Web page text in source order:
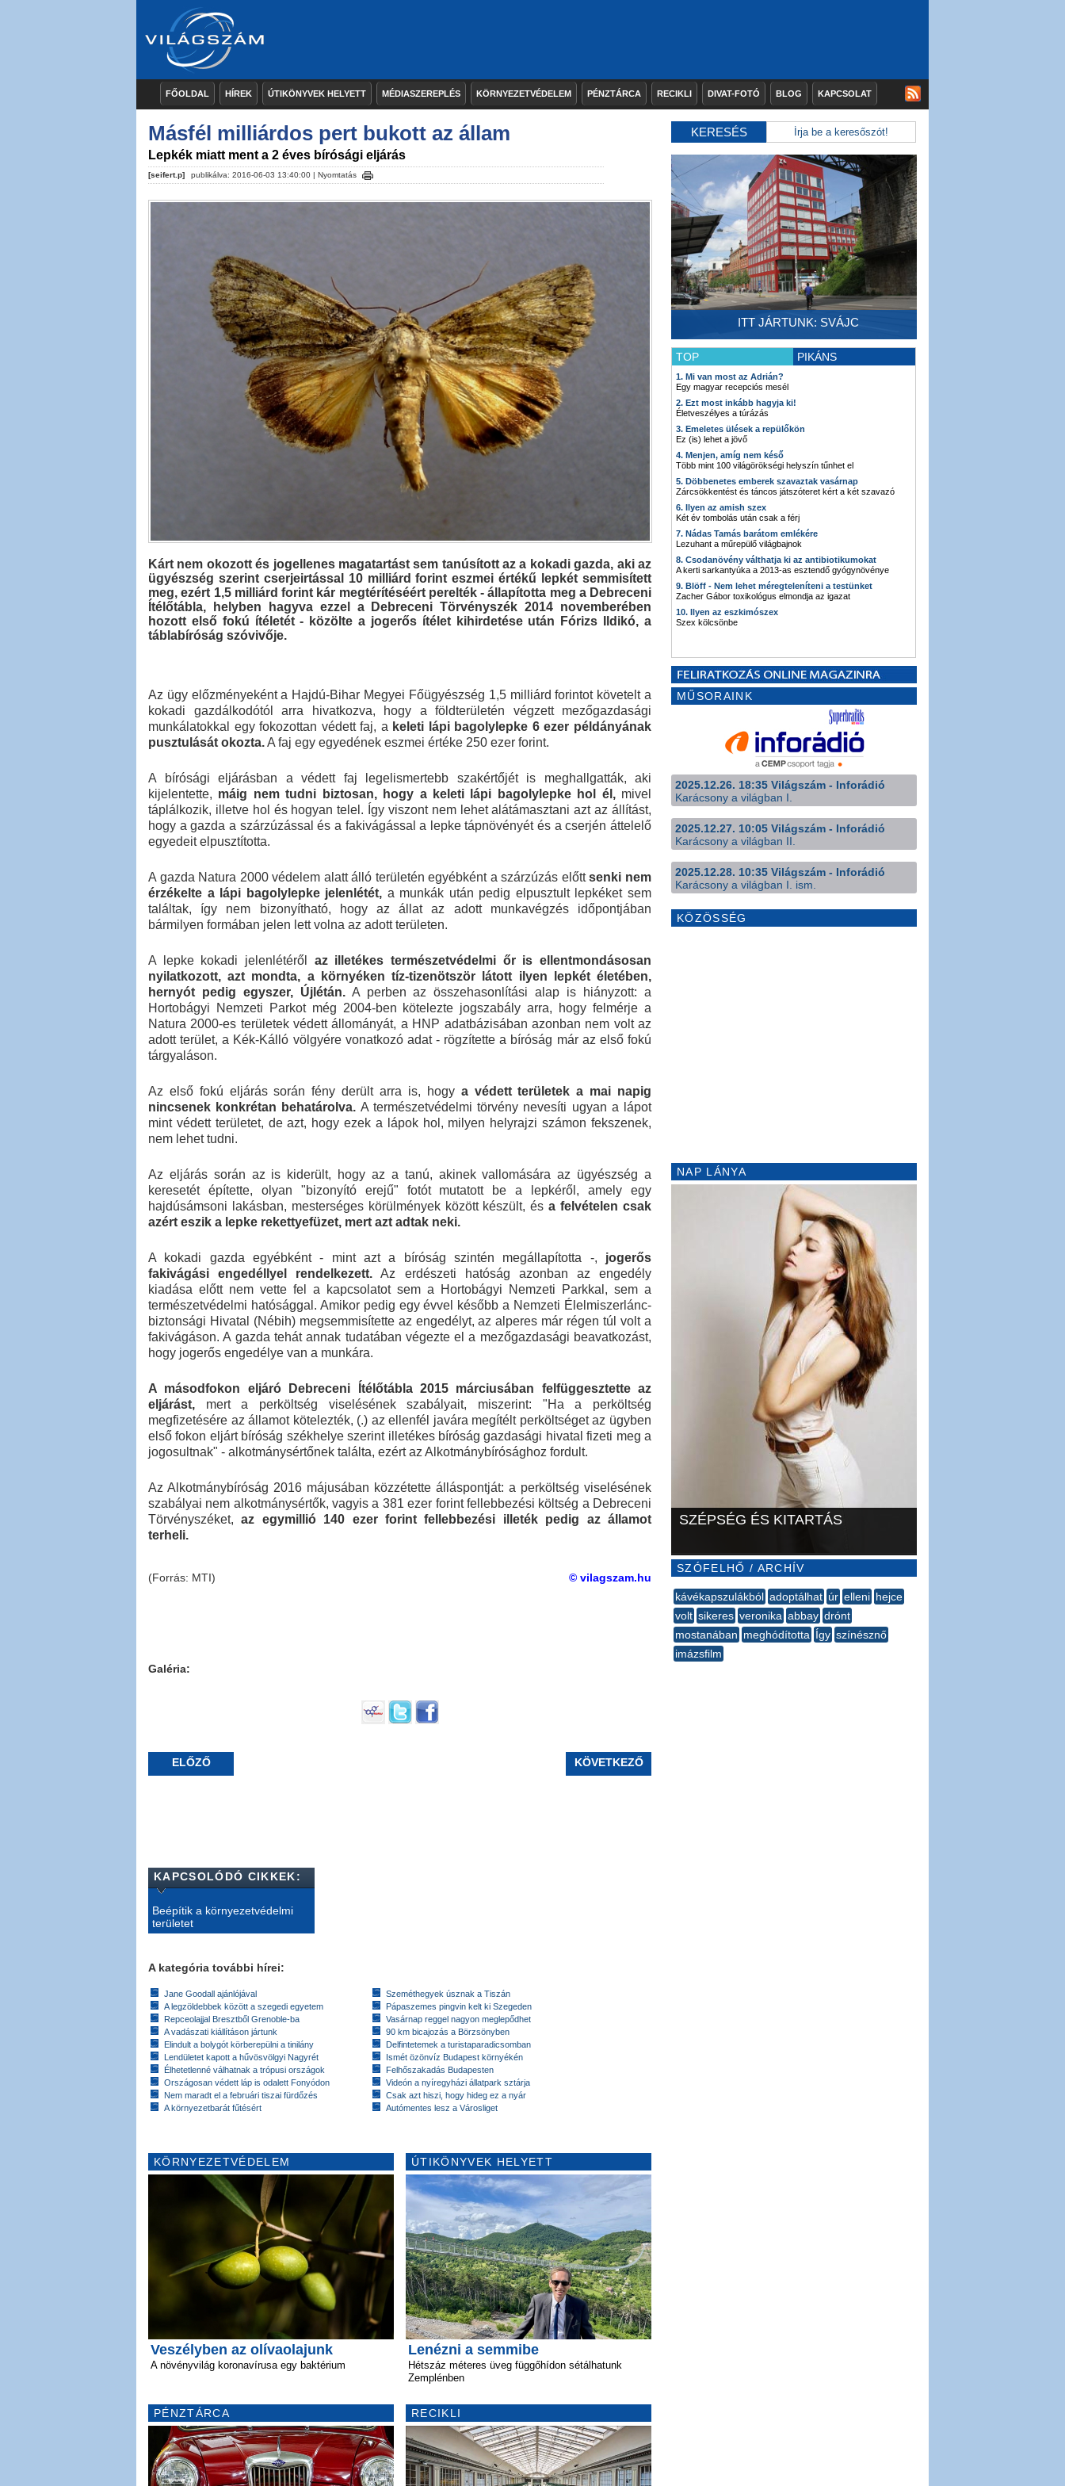
FŐOLDAL HÍREK ÚTIKÖNYVEK HELYETT MÉDIASZEREPLÉS KÖRNYEZETVÉDELEM PÉNZTÁRCA RECIKLI DIVAT-FOTÓ BLOG KAPCSOLAT
Másfél milliárdos pert bukott az állam
Lepkék miatt ment a 2 éves bírósági eljárás
[seifert.p] publikálva: 2016-06-03 13:40:00 | Nyomtatás
Kárt nem okozott és jogellenes magatartást sem tanúsított az a kokadi gazda, aki az
ügyészség szerint cserjeirtással 10 milliárd forint eszmei értékű lepkét semmisített
meg, ezért 1,5 milliárd forint kár megtérítéséért perelték - állapította meg a Debreceni
Ítélőtábla, helyben hagyva ezzel a Debreceni Törvényszék 2014 novemberében
hozott első fokú ítéletét - közölte a jogerős ítélet kihirdetése után Fórizs Ildikó, a
táblabíróság szóvivője.
Az ügy előzményeként a Hajdú-Bihar Megyei Főügyészség 1,5 milliárd forintot követelt a
kokadi gazdálkodótól arra hivatkozva, hogy a földterületén végzett mezőgazdasági
munkálatokkal egy fokozottan védett faj, akeleti lápi bagolylepke 6 ezer példányának
pusztulását okozta.A faj egy egyedének eszmei értéke 250 ezer forint.
A bírósági eljárásban a védett faj legelismertebb szakértőjét is meghallgatták, aki
kijelentette, máig nem tudni biztosan, hogy a keleti lápi bagolylepke hol él, mivel
táplálkozik, illetve hol és hogyan telel. Így viszont nem lehet alátámasztani azt az állítást,
hogy a gazda a szárzúzással és a fakivágással a lepke tápnövényét és a cserjén áttelelő
egyedeit elpusztította.
A gazda Natura 2000 védelem alatt álló területén egyébként a szárzúzás előttsenki nem
érzékelte a lápi bagolylepke jelenlétét, a munkák után pedig elpusztult lepkéket sem
találtak, így nem bizonyítható, hogy az állat az adott munkavégzés időpontjában
bármilyen formában jelen lett volna az adott területen.
A lepke kokadi jelenlétéről az illetékes természetvédelmi őr is ellentmondásosan
nyilatkozott, azt mondta, a környéken tíz-tizenötször látott ilyen lepkét életében,
hernyót pedig egyszer, Újlétán.A perben az összehasonlítási alap is hiányzott: a
Hortobágyi Nemzeti Parkot még 2004-ben kötelezte jogszabály arra, hogy felmérje a
Natura 2000-es területek védett állományát, a HNP adatbázisában azonban nem volt az
adott terület, a Kék-Kálló völgyére vonatkozó adat - rögzítette a bíróság már az első fokú
tárgyaláson.
Az első fokú eljárás során fény derült arra is, hogy a védett területek a mai napig
nincsenek konkrétan behatárolva. A természetvédelmi törvény nevesíti ugyan a lápot
mint védett területet, de azt, hogy ezek a lápok hol, milyen helyrajzi számon fekszenek,
nem lehet tudni.
Az eljárás során az is kiderült, hogy az a tanú, akinek vallomására az ügyészség a
keresetét építette, olyan "bizonyító erejű" fotót mutatott be a lepkéről, amely egy
hajdúsámsoni lakásban, mesterséges körülmények között készült, ésa felvételen csak
azért eszik a lepke rekettyefüzet, mert azt adtak neki.
A kokadi gazda egyébként - mint azt a bíróság szintén megállapította -, jogerős
fakivágási engedéllyel rendelkezett. Az erdészeti hatóság azonban az engedély
kiadása előtt nem vette fel a kapcsolatot sem a Hortobágyi Nemzeti Parkkal, sem a
természetvédelmi hatósággal. Amikor pedig egy évvel később a Nemzeti Élelmiszerlánc-
biztonsági Hivatal (Nébih) megsemmisítette az engedélyt, az alperes már régen túl volt a
fakivágáson. A gazda tehát annak tudatában végezte el a mezőgazdasági beavatkozást,
hogy jogerős engedélye van a munkára.
A másodfokon eljáró Debreceni Ítélőtábla 2015 márciusában felfüggesztette az
eljárást, mert a perköltség viselésének szabályait, miszerint: "Ha a perköltség
megfizetésére az államot kötelezték, (.) az ellenfél javára megítélt perköltséget az ügyben
első fokon eljárt bíróság székhelye szerint illetékes bíróság gazdasági hivatal fizeti meg a
jogosultnak" - alkotmánysértőnek találta, ezért az Alkotmánybírósághoz fordult.
Az Alkotmánybíróság 2016 májusában közzétette álláspontját: a perköltség viselésének
szabályai nem alkotmánysértők, vagyis a 381 ezer forint fellebbezési költség a Debreceni
Törvényszéket,az egymillió 140 ezer forint fellebbezési illeték pedig az államot
terheli.
© vilagszam.hu
(Forrás: MTI)
Galéria:
ELŐZŐ KÖVETKEZŐ
KAPCSOLÓDÓ CIKKEK:
Beépítik a környezetvédelmi
területet
A kategória további hírei:
Jane Goodall ajánlójával
A legzöldebbek között a szegedi egyetem
Repceolajjal Bresztből Grenoble-ba
A vadászati kiállításon jártunk
Elindult a bolygót körberepülni a tinilány
Lendületet kapott a hűvösvölgyi Nagyrét
Élhetetlenné válhatnak a trópusi országok
Országosan védett láp is odalett Fonyódon
Nem maradt el a februári tiszai fürdőzés
A környezetbarát fűtésért
Szeméthegyek úsznak a Tiszán
Pápaszemes pingvin kelt ki Szegeden
Vasárnap reggel nagyon meglepődhet
90 km bicajozás a Börzsönyben
Delfintetemek a turistaparadicsomban
Ismét özönvíz Budapest környékén
Felhőszakadás Budapesten
Videón a nyíregyházi állatpark sztárja
Csak azt hiszi, hogy hideg ez a nyár
Autómentes lesz a Városliget
KÖRNYEZETVÉDELEM
Veszélyben az olívaolajunk
A növényvilág koronavírusa egy baktérium
PÉNZTÁRCA
ÚTIKÖNYVEK HELYETT
Lenézni a semmibe
Hétszáz méteres üveg függőhídon sétálhatunk
Zemplénben
RECIKLI
KERESÉS
ITT JÁRTUNK: SVÁJC
TOP PIKÁNS
1. Mi van most az Adrián?
Egy magyar recepciós mesél
2. Ezt most inkább hagyja ki!
Életveszélyes a túrázás
3. Emeletes ülések a repülőkön
Ez (is) lehet a jövő
4. Menjen, amíg nem késő
Több mint 100 világörökségi helyszín tűnhet el
5. Döbbenetes emberek szavaztak vasárnap
Zárcsökkentést és táncos játszóteret kért a két szavazó
6. Ilyen az amish szex
Két év tombolás után csak a férj
7. Nádas Tamás barátom emlékére
Lezuhant a műrepülő világbajnok
8. Csodanövény válthatja ki az antibiotikumokat
A kerti sarkantyúka a 2013-as esztendő gyógynövénye
9. Blöff - Nem lehet méregteleníteni a testünket
Zacher Gábor toxikológus elmondja az igazat
10. Ilyen az eszkimószex
Szex kölcsönbe
MŰSORAINK
2025.12.26. 18:35 Világszám - Inforádió
Karácsony a világban I.
2025.12.27. 10:05 Világszám - Inforádió
Karácsony a világban II.
2025.12.28. 10:35 Világszám - Inforádió
Karácsony a világban I. ism.
KÖZÖSSÉG
NAP LÁNYA
SZÉPSÉG ÉS KITARTÁS
SZÓFELHŐ / ARCHÍV
kávékapszulákból adoptálhat úr elleni hejce
volt sikeres veronika abbay drónt
mostanában meghódította Így színésznő
imázsfilm